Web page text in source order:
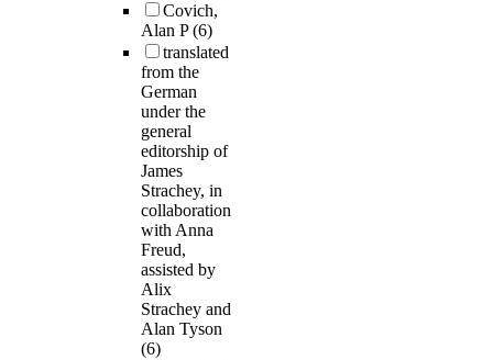
Covich,
Alan P(6)
translated
from the
German
under the
general
editorship of
James
Strachey, in
collaboration
with Anna
Freud,
assisted by
Alix
Strachey and
Alan Tyson
(6)